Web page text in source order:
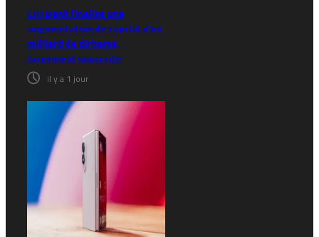
CIH Bank finalise une
augmentation de capital d’un
milliard de dirhams,
largement souscrite
il y a 1 jour